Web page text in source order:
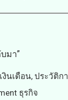
มา”
นเดือน, ประวัติ
ธุรกิจ